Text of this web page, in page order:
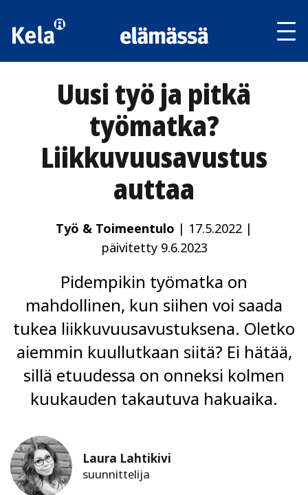
Uusi työ ja pitkä
työmatka?
Liikkuvuusavustus
auttaa
Työ & Toimeentulo | 17.5.2022 |
päivitetty 9.6.2023
Pidempikin työmatka on
mahdollinen, kun siihen voi saada
tukea liikkuvuusavustuksena. Oletko
aiemmin kuullutkaan siitä? Ei hätää,
sillä etuudessa on onneksi kolmen
kuukauden takautuva hakuaika.
Laura Lahtikivi
suunnittelija